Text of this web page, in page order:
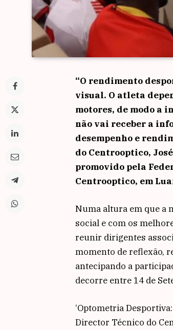
“O rendimento
visual. O atleta
motores, de modo a
não vai receber a
desempenho e
do Centrooptico,
promovido pela
Centrooptico, em
Numa altura em que a
social e com os
reunir dirigentes
momento de reflexão,
antecipando a
decorre entre 14 de
‘Optometria
Director Técnico do